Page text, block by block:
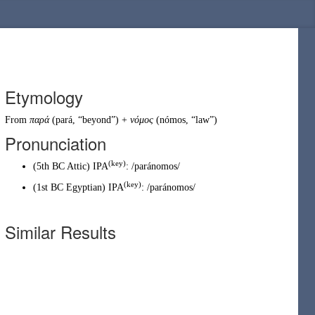
Etymology
From παρά (pará, “beyond”) + νόμος (nómos, “law”)
Pronunciation
(5th BC Attic) IPA(key): /paránomos/
(1st BC Egyptian) IPA(key): /paránomos/
Similar Results